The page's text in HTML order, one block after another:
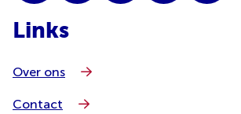
Links
Over ons
Contact